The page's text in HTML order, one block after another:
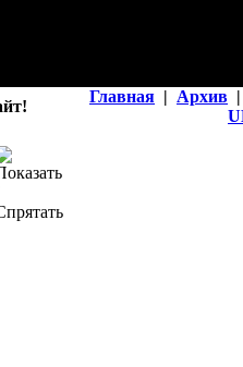
Главная | Архив |